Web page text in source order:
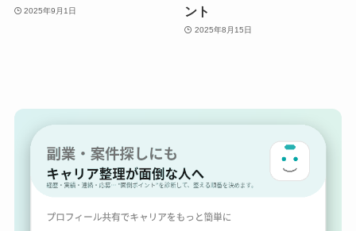
2025年9月1日
ント
2025年8月15日